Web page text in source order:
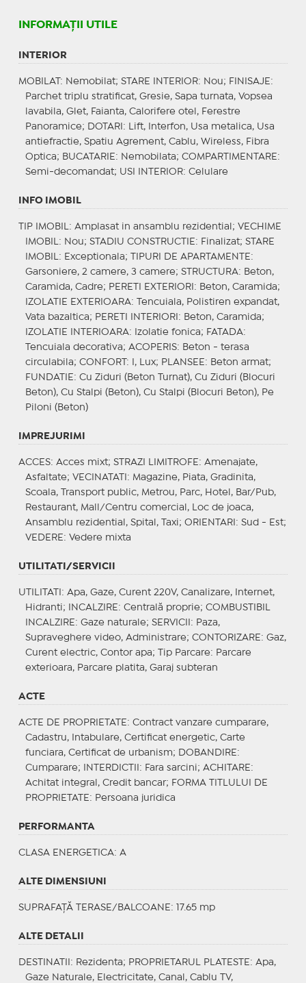
INFORMAŢII UTILE
INTERIOR
MOBILAT : Nemobilat; STARE INTERIOR: Nou; FINISAJE :
Parchet triplu stratificat, Gresie, Sapa turnata, Vopsea
lavabila, Glet, Faianta, Calorifere otel, Ferestre
Panoramice;
DOTARI : Lift, Interfon, Usa metalica, Usa
antiefractie, Spatiu Agrement, Cablu, Wireless, Fibra
Optica; BUCATARIE : Nemobilata; COMPARTIMENTARE :
Semi-decomandat; USI INTERIOR: Celulare
INFO IMOBIL
TIP IMOBIL : Amplasat in ansamblu rezidential; VECHIME
IMOBIL : Nou; STADIU CONSTRUCTIE : Finalizat; STARE
IMOBIL : Exceptionala; TIPURI DE APARTAMENTE :
Garsoniere, 2 camere, 3 camere; STRUCTURA: Beton,
Caramida, Cadre; PERETI EXTERIORI : Beton, Caramida;
IZOLATIE EXTERIOARA: Tencuiala, Polistiren expandat,
Vata bazaltica; PERETI INTERIORI : Beton, Caramida;
IZOLATIE INTERIOARA: Izolatie fonica; FATADA:
Tencuiala decorativa; ACOPERIS: Beton - terasa
circulabila; CONFORT : I, Lux; PLANSEE : Beton armat;
FUNDATIE : Cu Ziduri (Beton Turnat), Cu Ziduri (Blocuri
Beton), Cu Stalpi (Beton), Cu Stalpi (Blocuri Beton), Pe
Piloni (Beton)
IMPREJURIMI
ACCES: Acces mixt; STRAZI LIMITROFE : Amenajate,
Asfaltate; VECINATATI : Magazine, Piata, Gradinita,
Scoala, Transport public, Metrou, Parc, Hotel, Bar/Pub,
Restaurant, Mall/Centru comercial, Loc de joaca,
Ansamblu rezidential, Spital, Taxi; ORIENTARI : Sud - Est;
VEDERE : Vedere mixta
UTILITATI/SERVICII
UTILITATI : Apa, Gaze, Curent 220V, Canalizare, Internet,
Hidranti;
INCALZIRE : Centrală proprie; COMBUSTIBIL
INCALZIRE : Gaze naturale; SERVICII : Paza,
Supraveghere video, Administrare; CONTORIZARE : Gaz,
Curent electric, Contor apa;
Tip Parcare: Parcare
exterioara, Parcare platita, Garaj subteran
ACTE
ACTE DE PROPRIETATE : Contract vanzare cumparare,
Cadastru, Intabulare, Certificat energetic, Carte
funciara, Certificat de urbanism;
DOBANDIRE :
Cumparare;
INTERDICTII : Fara sarcini; ACHITARE :
Achitat integral, Credit bancar; FORMA TITLULUI DE
PROPRIETATE : Persoana juridica
PERFORMANTA
CLASA ENERGETICA: A
ALTE DIMENSIUNI
SUPRAFAȚĂ TERASE/BALCOANE: 17.65 mp
ALTE DETALII
DESTINATII : Rezidenta; PROPRIETARUL PLATESTE : Apa,
Gaze Naturale, Electricitate, Canal, Cablu TV,